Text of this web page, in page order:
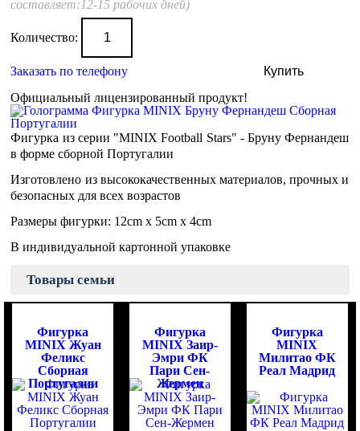
составляет:12-15 рабочих дней)
Количество:
Заказать по телефону
Купить
Официальный лицензированный продукт!
Фигурка из серии "MINIX Football Stars" - Бруну Фернандеш
в форме сборной Португалии
Изготовлено из высококачественных материалов, прочных и
безопасных для всех возрастов
Размеры фигурки: 12cm x 5cm x 4cm
В индивидуальной картонной упаковке
Товары семьи
Фигурка
MINIX Жуан
Феликс
Сборная
Португалии
Фигурка
MINIX Заир-
Эмри ФК
Пари Сен-
Жермен
Фигурка
MINIX
Милитао ФК
Реал Мадрид